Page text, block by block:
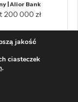
| Alior Bank
200 000 zł
jakość
ciasteczek
.